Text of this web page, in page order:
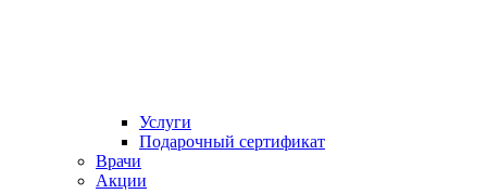
Услуги
Подарочный сертификат
Врачи
Акции